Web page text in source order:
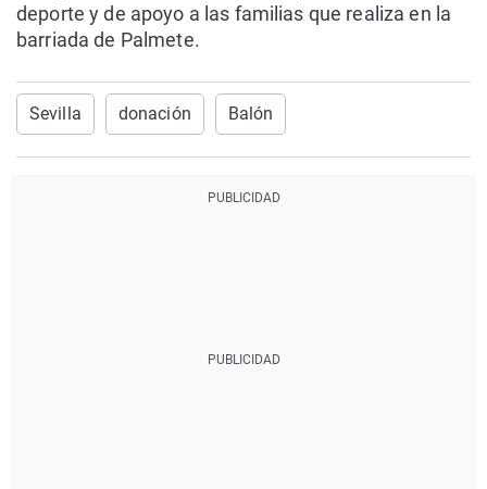
deporte y de apoyo a las familias que realiza en la
barriada de Palmete.
Sevilla donación Balón